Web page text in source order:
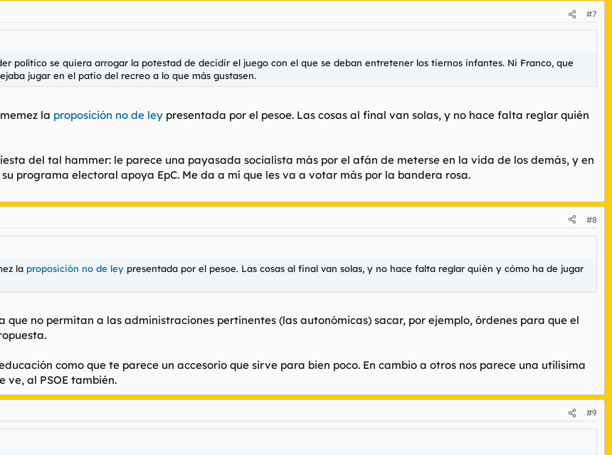
#7
político se quiera arrogar la potestad de decidir el juego con el que se deban entretener los tiernos infantes. Ni Franco, que
jugar en el patio del recreo a lo que más gustasen.
la proposición no de ley presentada por el pesoe. Las cosas al final van solas, y no hace falta reglar quién
del tal hammer: le parece una payasada socialista más por el afán de meterse en la vida de los demás, y en
programa electoral apoya EpC. Me da a mí que les va a votar más por la bandera rosa.
#8
la proposición no de ley presentada por el pesoe. Las cosas al final van solas, y no hace falta reglar quién y cómo ha de jugar
que no permitan a las administraciones pertinentes (las autonómicas) sacar, por ejemplo, órdenes para que el
como que te parece un accesorio que sirve para bien poco. En cambio a otros nos parece una utilísima
ve, al PSOE también.
#9